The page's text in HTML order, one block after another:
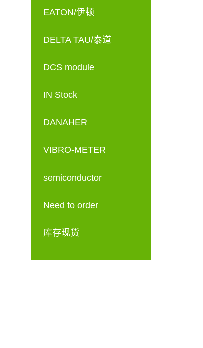
EATON/伊顿
DELTA TAU/泰道
DCS module
IN Stock
DANAHER
VIBRO-METER
semiconductor
Need to order
库存现货